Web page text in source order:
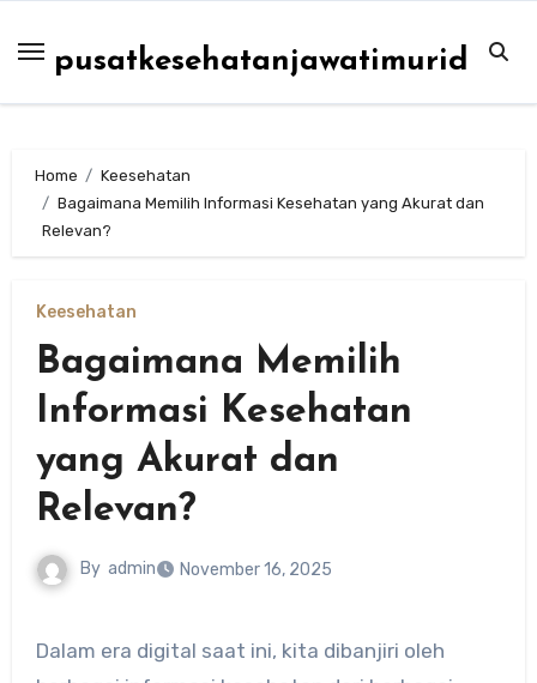
content
pusatkesehatanjawatimurid
Home
Keesehatan
Bagaimana Memilih Informasi Kesehatan yang Akurat dan
Relevan?
Keesehatan
Bagaimana Memilih
Informasi Kesehatan
yang Akurat dan
Relevan?
By admin November 16, 2025
Dalam era digital saat ini, kita dibanjiri oleh